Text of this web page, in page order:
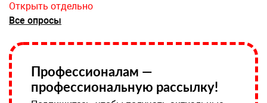
Открыть отдельно
Все опросы
Профессионалам —
профессиональную рассылку!